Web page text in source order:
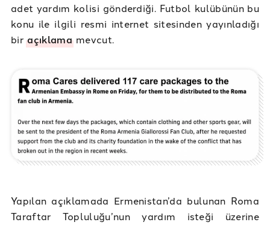
adet yardım kolisi gönderdiği. Futbol kulübünün bu
konu ile ilgili resmi internet sitesinden yayınladığı
biraçıklamamevcut.
Yapılan açıklamada Ermenistan’da bulunan Roma
Taraftar Topluluğu’nun yardım isteği üzerine